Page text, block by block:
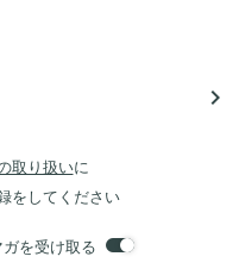
navigate_next
取り扱いに
をしてください
を受け取る